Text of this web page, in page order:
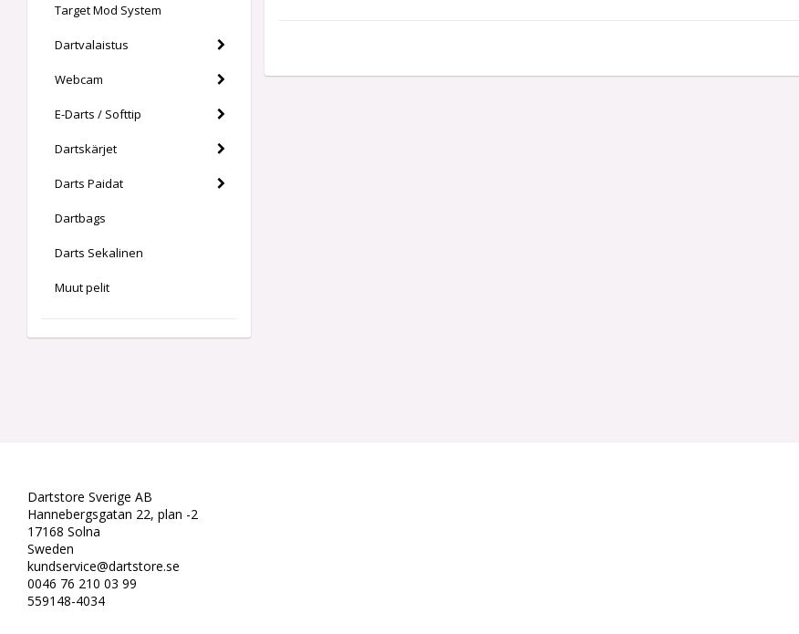
Target Mod System
Dartvalaistus
Webcam
E-Darts / Softtip
Dartskärjet
Darts Paidat
Dartbags
Darts Sekalinen
Muut pelit
Dartstore Sverige AB
Hannebergsgatan 22, plan -2
17168 Solna
Sweden
kundservice@dartstore.se
0046 76 210 03 99
559148-4034